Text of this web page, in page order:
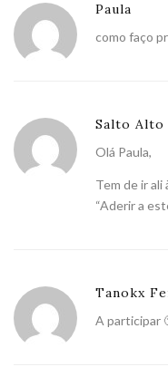
Paula
como faço
Salto Alto
Olá Paula,
Tem de ir ali
“Aderir a
Tanokx
A participar